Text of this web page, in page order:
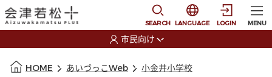
SEARCH
選択すると言語の切
LANGUAGE LOGIN MENU
市民向け
HOME あいづっこWeb
小金井小学校